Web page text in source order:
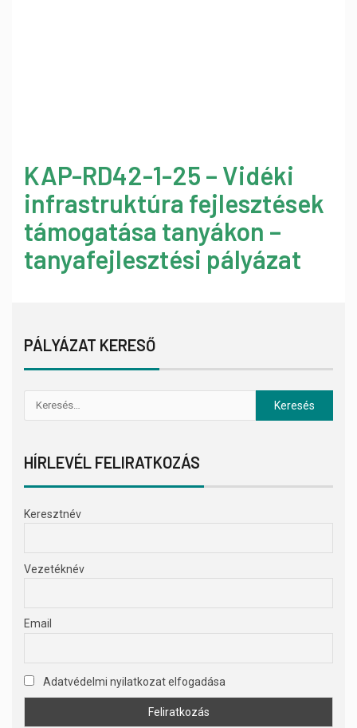
KAP-RD42-1-25 – Vidéki
infrastruktúra fejlesztések
támogatása tanyákon –
tanyafejlesztési pályázat
PÁLYÁZAT KERESŐ
HÍRLEVÉL FELIRATKOZÁS
Keresztnév
Vezetéknév
Email
Adatvédelmi nyilatkozat elfogadása